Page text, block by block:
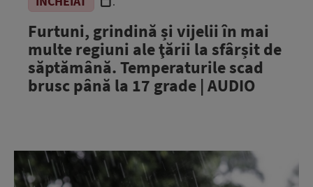
Furtuni, grindină și vijelii în mai
multe regiuni ale ţării la sfârșit de
săptămână. Temperaturile scad
brusc până la 17 grade | AUDIO